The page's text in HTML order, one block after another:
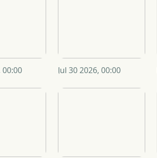
00:00 Jul 30 2026, 00:00